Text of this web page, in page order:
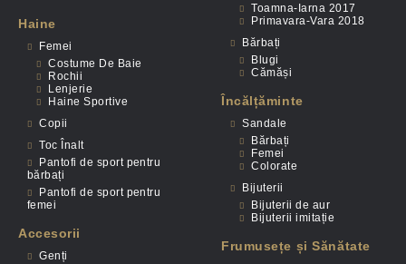
Haine
Femei
Costume De Baie
Rochii
Lenjerie
Haine Sportive
Copii
Toamna-Iarna 2017
Primavara-Vara 2018
Bărbați
Blugi
Cămăși
Încălțăminte
Sandale
Toc Înalt
Pantofi de sport pentru
bărbați
Pantofi de sport pentru
femei
Accesorii
Genți
Bărbați
Femei
Colorate
Bijuterii
Bijuterii de aur
Bijuterii imitație
Frumusețe și Sănătate